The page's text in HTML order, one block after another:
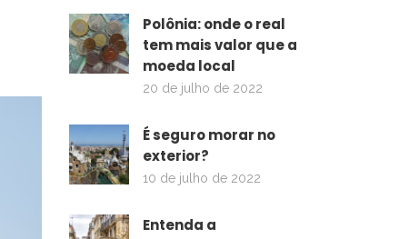
Polônia: onde o real
tem mais valor que a
moeda local
20 de julho de 2022
É seguro morar no
exterior?
10 de julho de 2022
Entenda a